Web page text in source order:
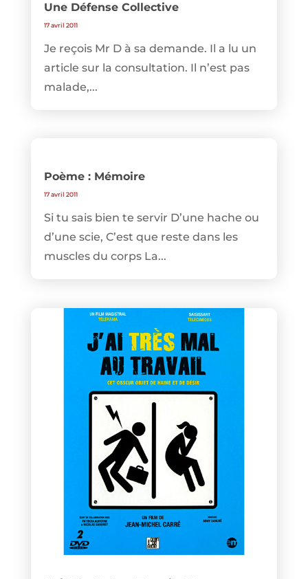
Une Défense Collective
17 avril 2011
Je reçois Mr D à sa demande. Il a lu un
article sur la consultation. Il n’est pas
malade,...
Poème : Mémoire
17 avril 2011
Si tu sais bien te servir D’une hache ou
d’une scie, C’est que reste dans les
muscles du corps La...